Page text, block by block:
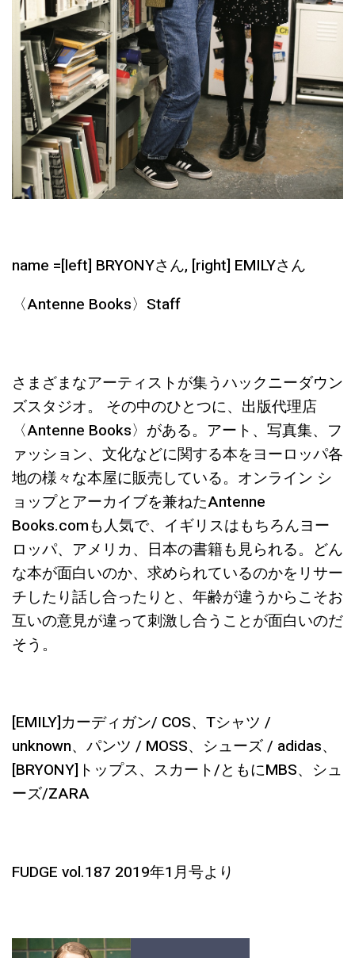
name =[left] BRYONYさん, [right] EMILYさん
〈Antenne Books〉Staff
さまざまなアーティストが集うハックニーダウン
ズスタジオ。 その中のひとつに、出版代理店
〈Antenne Books〉がある。アート、写真集、フ
ァッション、文化などに関する本をヨーロッパ各
地の様々な本屋に販売している。オンライン シ
ョップとアーカイブを兼ねたAntenne
Books.comも人気で、イギリスはもちろんヨー
ロッパ、アメリカ、日本の書籍も見られる。どん
な本が面白いのか、求められているのかをリサー
チしたり話し合ったりと、年齢が違うからこそお
互いの意見が違って刺激し合うことが面白いのだ
そう。
[EMILY]カーディガン/ COS、Tシャツ /
unknown、パンツ / MOSS、シューズ / adidas、
[BRYONY]トップス、スカート/ともにMBS、シュ
ーズ/ZARA
FUDGE vol.187 2019年1月号より